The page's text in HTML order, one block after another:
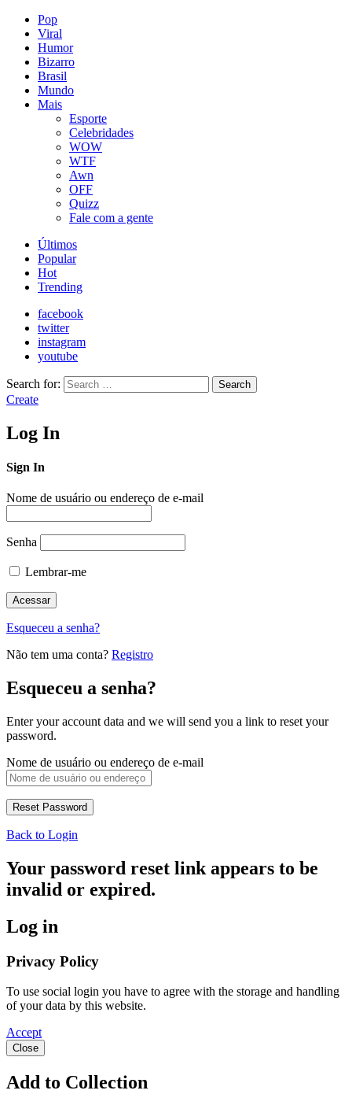
Pop
Viral
Humor
Bizarro
Brasil
Mundo
Mais
Esporte
Celebridades
WOW
WTF
Awn
OFF
Quizz
Fale com a gente
Últimos
Popular
Hot
Trending
facebook
twitter
instagram
youtube
Search for: Search
Create
Log In
Sign In
Nome de usuário ou endereço de e-mail
Senha
Lembrar-me
Esqueceu a senha?
Não tem uma conta? Registro
Esqueceu a senha?
Enter your account data and we will send you a link to reset your
password.
Nome de usuário ou endereço de e-mail
Back to Login
Your password reset link appears to be
invalid or expired.
Log in
Privacy Policy
To use social login you have to agree with the storage and handling
of your data by this website.
Accept
Close
Add to Collection